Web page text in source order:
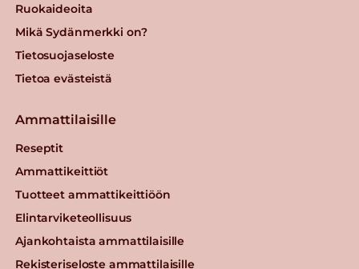
Ruokaideoita
Mikä Sydänmerkki on?
Tietosuojaseloste
Tietoa evästeistä
Ammattilaisille
Reseptit
Ammattikeittiöt
Tuotteet ammattikeittiöön
Elintarviketeollisuus
Ajankohtaista ammattilaisille
Rekisteriseloste ammattilaisille